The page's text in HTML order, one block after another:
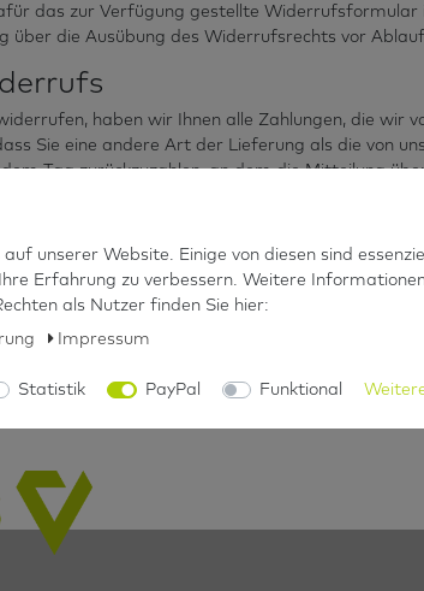
das zur Verfügung gestellte
über die Ausübung des Widerrufsrechts vor
haben wir Ihnen alle Zahlungen, die wir
Sie eine andere Art der Lieferung als die von
dem Tag zurückzuzahlen, an dem die Mitteilung
ist. Für diese Rückzahlung verwenden
etwas anderes vereinbart; in keinem Fall
verweigern, bis wir die Waren wieder
Zeitpunkt ist. Sie müssen für einen
und Funktionsweise der Waren nicht
Tagen ab dem Tag, an dem Sie uns über den
oder zu übergeben.
Kosten der Rücksendung der Waren.
unserer Website. Einige von diesen sind
Erfahrung zu verbessern. Weitere
als Nutzer finden Sie hier:
Impressum
Statistik PayPal Funktional